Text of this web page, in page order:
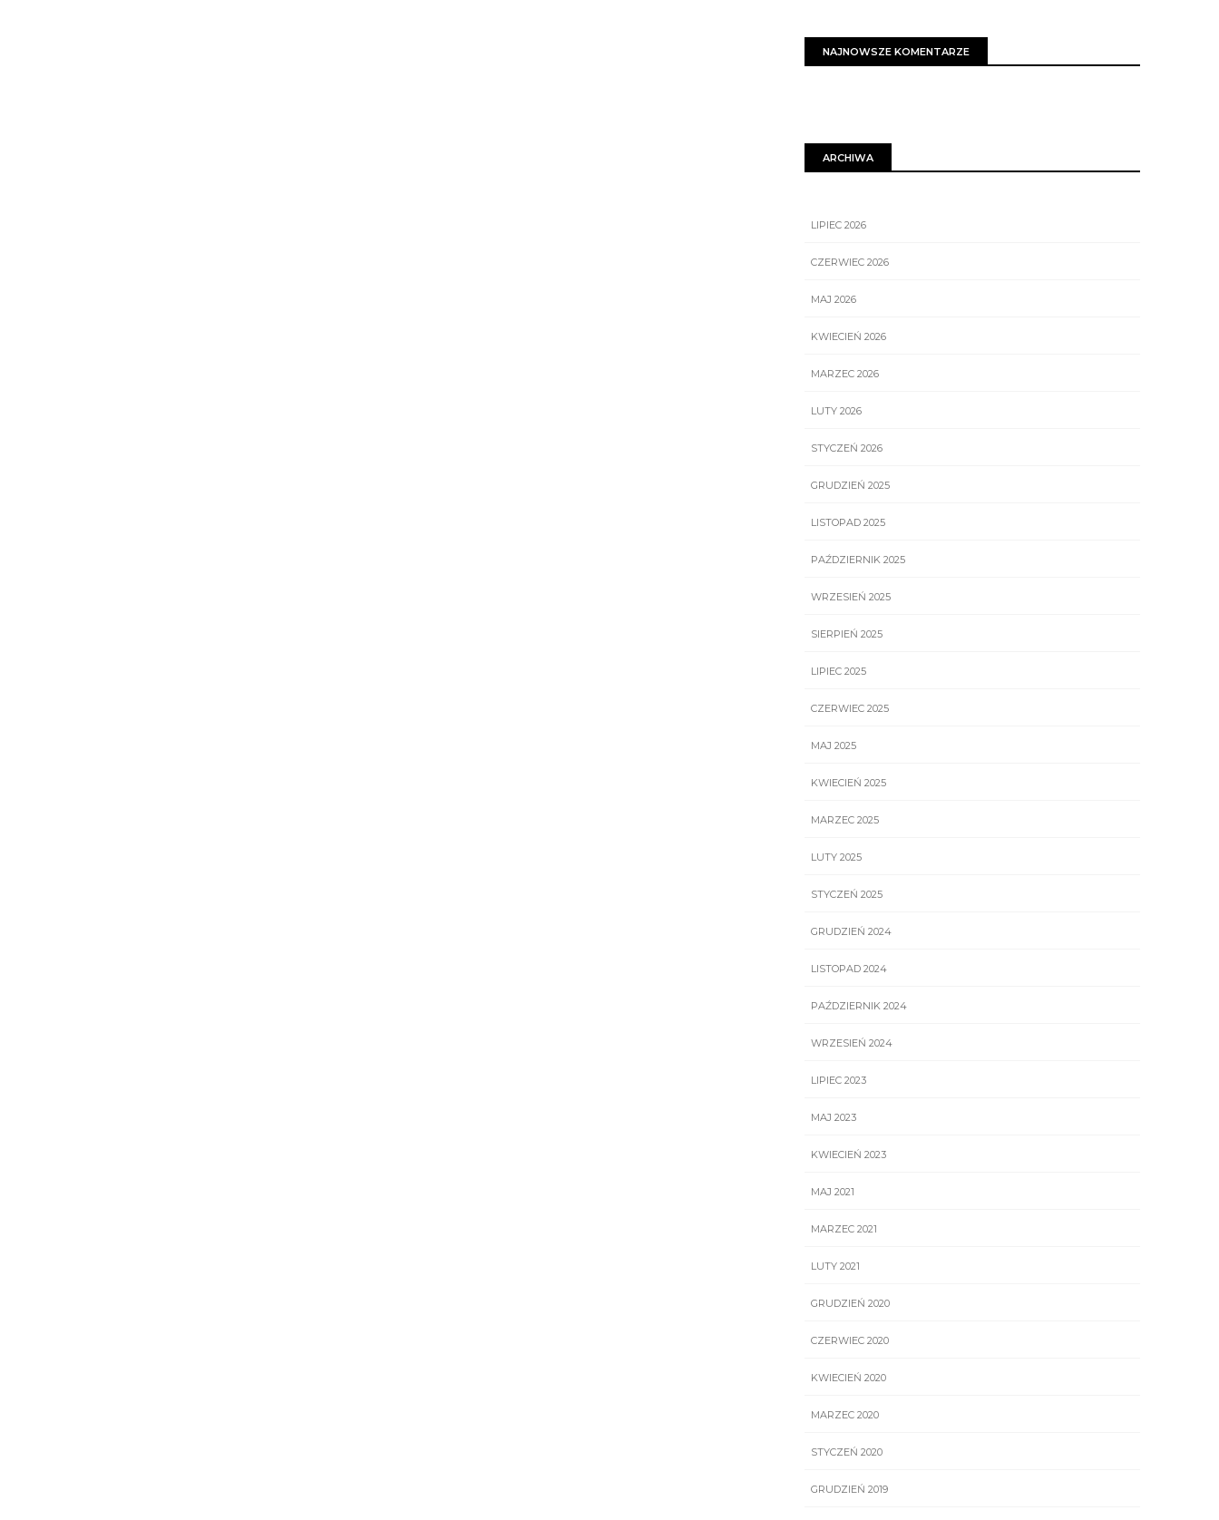
NAJNOWSZE KOMENTARZE
ARCHIWA
LIPIEC 2026
CZERWIEC 2026
MAJ 2026
KWIECIEŃ 2026
MARZEC 2026
LUTY 2026
STYCZEŃ 2026
GRUDZIEŃ 2025
LISTOPAD 2025
PAŹDZIERNIK 2025
WRZESIEŃ 2025
SIERPIEŃ 2025
LIPIEC 2025
CZERWIEC 2025
MAJ 2025
KWIECIEŃ 2025
MARZEC 2025
LUTY 2025
STYCZEŃ 2025
GRUDZIEŃ 2024
LISTOPAD 2024
PAŹDZIERNIK 2024
WRZESIEŃ 2024
LIPIEC 2023
MAJ 2023
KWIECIEŃ 2023
MAJ 2021
MARZEC 2021
LUTY 2021
GRUDZIEŃ 2020
CZERWIEC 2020
KWIECIEŃ 2020
MARZEC 2020
STYCZEŃ 2020
GRUDZIEŃ 2019